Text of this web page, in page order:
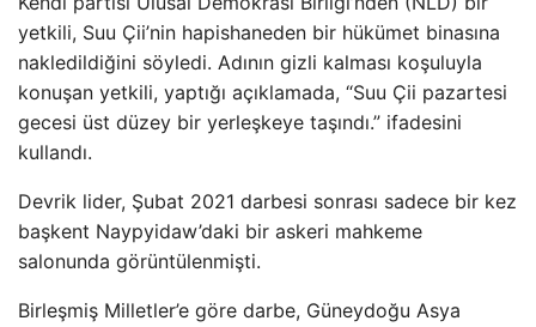
yetkili, Suu Çii’nin hapishaneden bir hükümet binasına
nakledildiğini söyledi. Adının gizli kalması koşuluyla
konuşan yetkili, yaptığı açıklamada, “Suu Çii pazartesi
gecesi üst düzey bir yerleşkeye taşındı.” ifadesini
kullandı.
Devrik lider, Şubat 2021 darbesi sonrası sadece bir kez
başkent Naypyidaw’daki bir askeri mahkeme
salonunda görüntülenmişti.
Birleşmiş Milletler’e göre darbe, Güneydoğu Asya